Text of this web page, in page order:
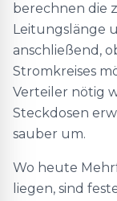
berechnen die
Leitungslänge
anschließend,
Stromkreises
Verteiler nötig
Steckdosen
sauber um.
Wo heute
liegen, sind